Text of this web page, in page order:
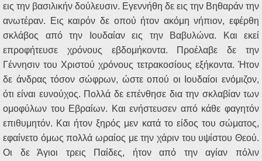
εις την βασιλικήν δούλευσιν. Εγεννήθη δε εις την Βηθαράν την
ανωτέραν. Εις καιρόν δε οπού ήτον ακόμη νήπιον, εφέρθη
σκλάβος από την Ιουδαίαν εις την Βαβυλώνα. Και εκεί
επροφήτευσε χρόνους εβδομήκοντα. Προέλαβε δε την
Γέννησιν του Χριστού χρόνους τετρακοσίους εξήκοντα. Ήτον
δε άνδρας τόσον σώφρων, ώστε οπού οι Ιουδαίοι ενόμιζον,
ότι είναι ευνούχος. Πολλά δε επένθησε διατην σκλαβίαν των
ομοφύλων του Εβραίων. Και ενήστευσεν από κάθε φαγητόν
επιθυμητόν. Και ήτον ξηρός μεν κατά το είδος του σώματος,
εφαίνετο όμως πολλά ωραίος με την χάριν του υψίστου Θεού.
Οι δε Άγιοι τρεις Παίδες, ήτον από την αγίαν πόλιν